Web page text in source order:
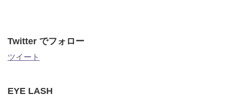
Twitter でフォロー
ツイート
EYE LASH